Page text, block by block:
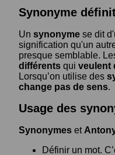
Synonyme
Un synonyme se dit
signification qu'un
presque semblable.
différents qui veulent
Lorsqu’on utilise des
change pas de sens.
Usage des
Synonymes et
Définir un mot.